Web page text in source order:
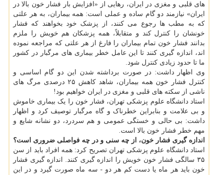
های قلبی و مغزی در ایران، رهایی از «افزایش بار فشار خون بالا در
ایران» نیازمند دو گام ساده و عملی است: همه بیماران، به هر علتی
که به مطب ها رجوع می کنند، از پزشک خود بخواهند که فشار
خونشان را کنترل کند و متقابلاً، همه پزشکان هم خویش را ملزم
بدانند فشار خون تمام بیماران را فارغ از هر علتی که مراجعه نموده
اند، اندازه گیری کنند تا این عامل خطر بیماری های مرگبار در کشور
ما تا حدود زیادی کنترل شود.
وی اظهار داشت: در صورت برداشته شدن این دو گام اساسی و
کنترل فشار خون همه بیماران، شاهد کاهش ۲۵ درصدی مرگ های
ناشی از سکته های قلبی و مغزی در ایران خواهیم بود!
استاد دانشگاه علوم پزشکی تهران، فشار خون را یک بیماری خاموش
و بی علامت و بنابراین خطرناک و گاه مرگبار توصیف کرد و اظهار
داشت: بی حالی و خستگی عمومی و هم سردرد، دو نشانه شایع و
مهم خطر فشار خون بالا است.
اندازه گیری فشار خون، از چه سنی و در چه فواصلی ضروری است؟
استاد دانشگاه علوم پزشکی تهران تصریح کرد: همه افراد باید از سن
۳۵ سالگی فشار خون خویش را اندازه گیری کنند. اندازه گیری فشار
خون باید هر ماه یا دست کم هر دو - سه ماه صورت گیرد و در این